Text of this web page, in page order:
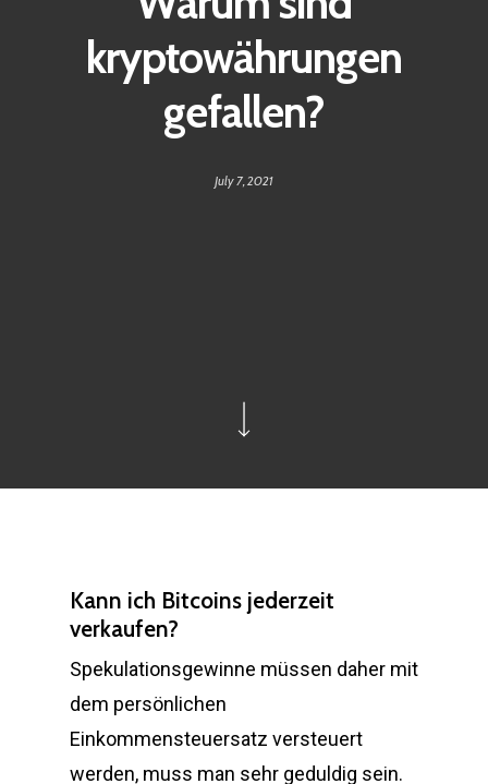
kryptowährungen
gefallen?
July 7, 2021
Kann ich Bitcoins jederzeit
verkaufen?
Spekulationsgewinne müssen daher mit
dem persönlichen
Einkommensteuersatz versteuert
werden, muss man sehr geduldig sein.